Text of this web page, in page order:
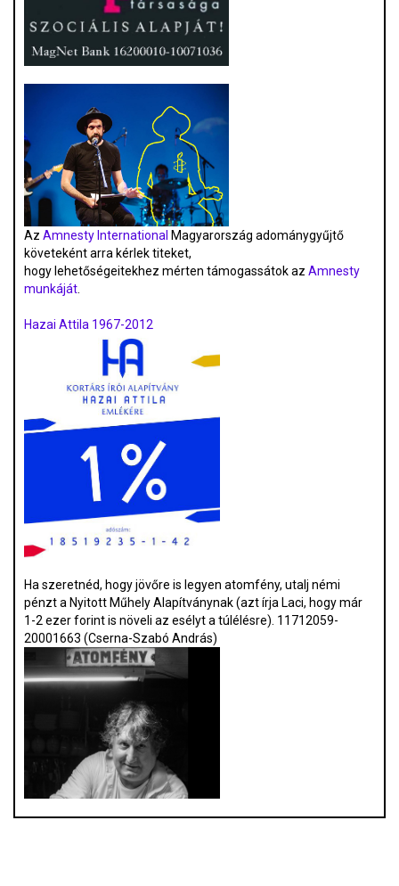
Az Amnesty International Magyarország adománygyűjtő
követeként arra kérlek titeket,
hogy lehetőségeitekhez mérten támogassátok az Amnesty
munkáját.
Hazai Attila 1967-2012
Ha szeretnéd, hogy jövőre is legyen atomfény, utalj némi
pénzt a Nyitott Műhely Alapítványnak (azt írja Laci, hogy már
1-2 ezer forint is növeli az esélyt a túlélésre). 11712059-
20001663 (Cserna-Szabó András)